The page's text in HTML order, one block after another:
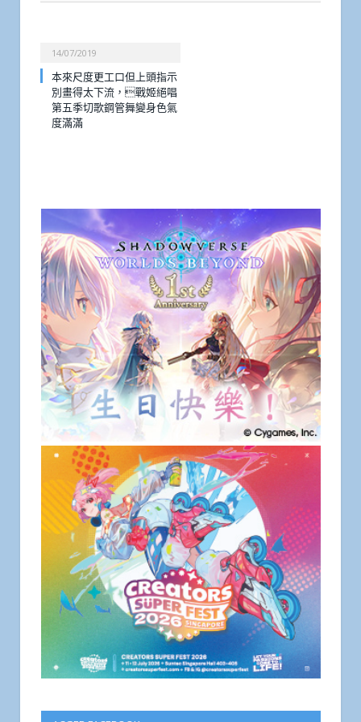
14/07/2019
本來尺度更工口但上頭指示
別畫得太下流，戰姬絕唱
第五季切歌鋼管舞變身色氣
度滿滿